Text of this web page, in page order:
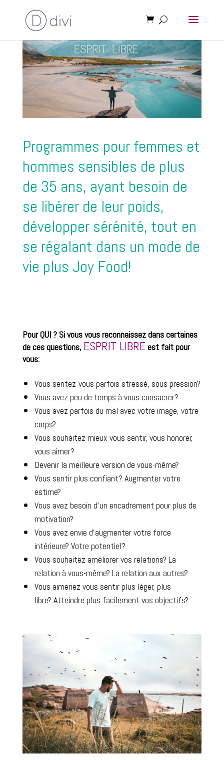
Programmes pour femmes et
hommes sensibles de plus
de 35 ans, ayant besoin de
se libérer de leur poids,
développer sérénité, tout en
se régalant dans un mode de
vie plus Joy Food!
Pour QUI ? Si vous vous reconnaissez dans certaines
de ces questions, ESPRIT LIBRE est fait pour
vous:
Vous sentez-vous parfois stressé, sous pression?
Vous avez peu de temps à vous consacrer?
Vous avez parfois du mal avec votre image, votre
corps?
Vous souhaitez mieux vous sentir, vous honorer,
vous aimer?
Devenir la meilleure version de vous-même?
Vous sentir plus confiant? Augmenter votre
estime?
Vous avez besoin d’un encadrement pour plus de
motivation?
Vous avez envie d’augmenter votre force
intérieure? Votre potentiel?
Vous souhaitez améliorer vos relations? La
relation à vous-même? La relation aux autres?
Vous aimeriez vous sentir plus léger, plus
libre? Atteindre plus facilement vos objectifs?